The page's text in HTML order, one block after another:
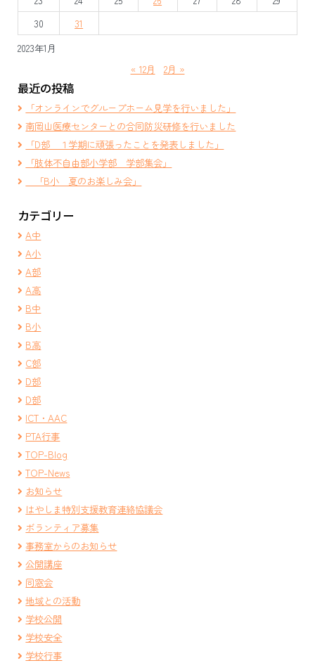
2023年1月
30
31
« 12月 2月 »
最近の投稿
「オンラインでグループホーム見学を行いました」
南岡山医療センターとの合同防災研修を行いました
「D部 １学期に頑張ったことを発表しました」
「肢体不自由部小学部 学部集会」
「B小 夏のお楽しみ会」
カテゴリー
A中
A小
A部
A高
B中
B小
B高
C部
D部
D部
ICT・AAC
PTA行事
TOP-Blog
TOP-News
お知らせ
はやしま特別支援教育連絡協議会
ボランティア募集
事務室からのお知らせ
公開講座
同窓会
地域との活動
学校公開
学校安全
学校行事